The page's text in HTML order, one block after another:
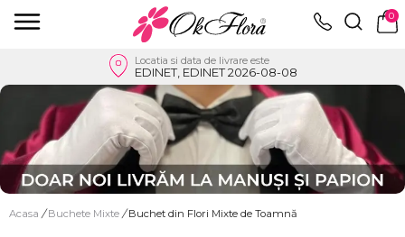
0
Locatia si data de livrare este
EDINET, EDINET 2026-08-08
Acasa / Buchete Mixte / Buchet din Flori Mixte de Toamnă